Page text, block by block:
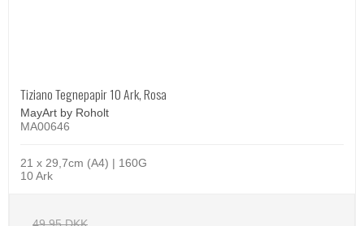
Tiziano Tegnepapir 10 Ark, Rosa
MayArt by Roholt
MA00646
21 x 29,7cm (A4) | 160G
10 Ark
49,95 DKK